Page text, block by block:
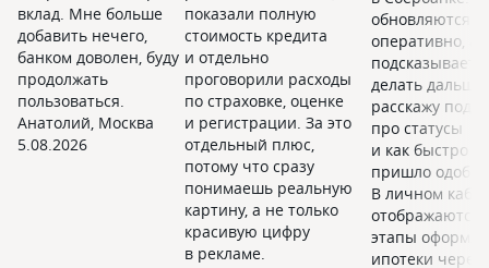
вклад. Мне больше
добавить нечего,
банком доволен, буду
продолжать
пользоваться.
Анатолий, Москва
5.08.2026
показали полную
стоимость кредита
и отдельно
проговорили расходы
по страховке, оценке
и регистрации. За это
отдельный плюс,
потому что сразу
понимаешь реальную
картину, а не только
красивую цифру
в рекламе.
обновляются
оперативно, а
подсказывает,
делать
расскажу
про статусы
и как быстро
пришло
В личном
отображаются
этапы
ипотеки через